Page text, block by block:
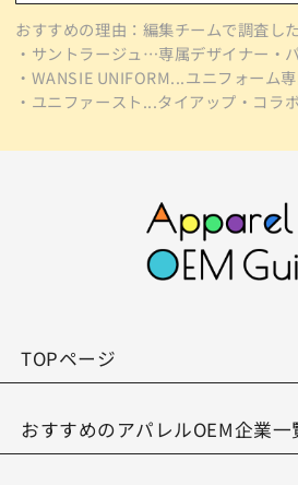
おすすめの理由：編集チームで調査し
・サントラージュ…専属デザイナー・
・WANSIE UNIFORM...ユニフォーム
・ユニファースト...タイアップ・コラ
TOPページ
おすすめのアパレルOEM企業一